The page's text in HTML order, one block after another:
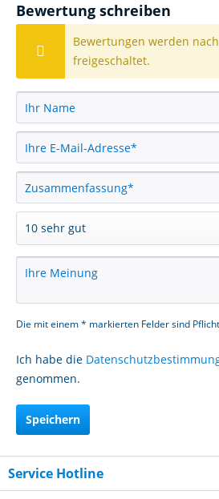
Bewertung schreiben
Bewertungen werden
freigeschaltet.
Die mit einem * markierten Felder sind
Ich habe die
genommen.
Speichern
Service Hotline